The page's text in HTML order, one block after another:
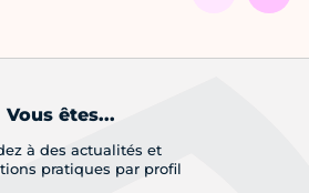
Vous êtes...
à des actualités et
pratiques par profil